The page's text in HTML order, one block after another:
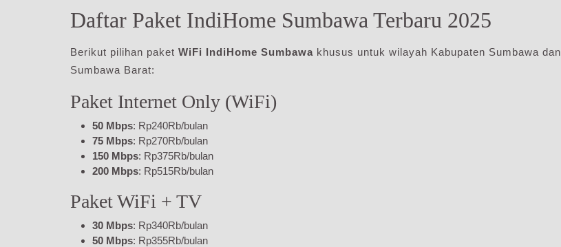
Daftar Paket IndiHome Sumbawa Terbaru 2025
Berikut pilihan paket WiFi IndiHome Sumbawa khusus untuk wilayah Kabupaten Sumbawa dan
Sumbawa Barat:
Paket Internet Only (WiFi)
50 Mbps: Rp240Rb/bulan
75 Mbps: Rp270Rb/bulan
150 Mbps: Rp375Rb/bulan
200 Mbps: Rp515Rb/bulan
Paket WiFi + TV
30 Mbps: Rp340Rb/bulan
50 Mbps: Rp355Rb/bulan